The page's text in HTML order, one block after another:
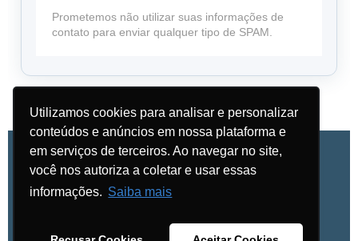
Utilizamos cookies para analisar e personalizar
conteúdos e anúncios em nossa plataforma e
em serviços de terceiros. Ao navegar no site,
você nos autoriza a coletar e usar essas
informações. Saiba mais
Prometemos não utilizar suas informações de
contato para enviar qualquer tipo de SPAM.